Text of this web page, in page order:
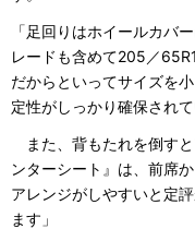
「足回りはホイールカバ
レードも含めて205／
だからといってサイズを
定性がしっかり確保されて
また、背もたれを倒す
ンターシート』は、前席
アレンジがしやすいと定
ます」